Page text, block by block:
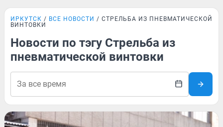
ИРКУТСК ВСЕ НОВОСТИ
СТРЕЛЬБА ИЗ ПНЕВМАТИЧЕСКОЙ
ВИНТОВКИ
Новости по тэгу Стрельба из
пневматической винтовки